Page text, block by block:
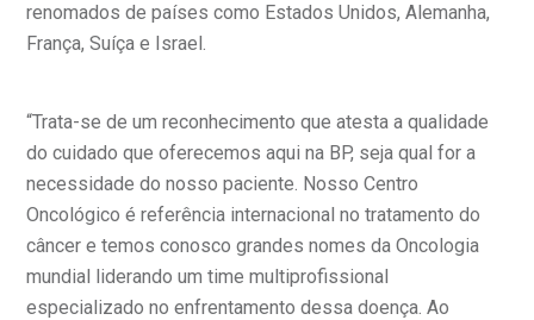
Saiba mais
Endereço:
R. Colômbia, 332
CEP: 01438-000 | Jardim Paulista
de Bioética
de órgãos
de cuidado
renomados de países como Estados Unidos, Alemanha,
França, Suíça e Israel.
“Trata-se de um reconhecimento que atesta a qualidade
do cuidado que oferecemos aqui na BP, seja qual for a
necessidade do nosso paciente. Nosso Centro
Oncológico é referência internacional no tratamento do
câncer e temos conosco grandes nomes da Oncologia
mundial liderando um time multiprofissional
especializado no enfrentamento dessa doença. Ao